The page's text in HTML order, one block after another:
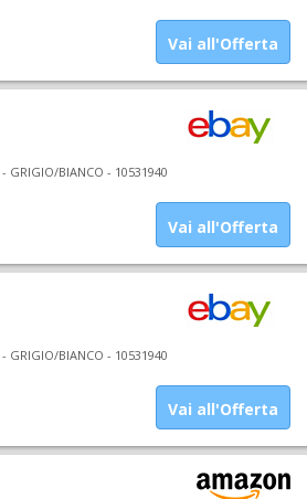
Vai all'Offerta
- GRIGIO/BIANCO - 10531940
Vai all'Offerta
- GRIGIO/BIANCO - 10531940
Vai all'Offerta